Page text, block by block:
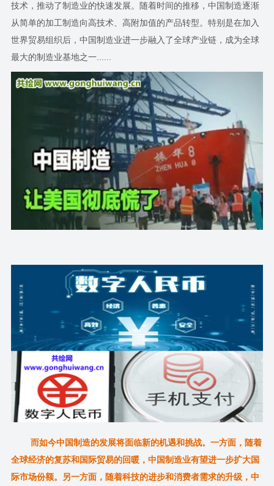
技术，推动了制造业的快速发展。随着时间的推移，中国制造逐渐
从简单的加工制造向高技术、高附加值的产品转型。特别是在加入
世界贸易组织后，中国制造业进一步融入了全球产业链，成为全球
最大的制造业基地之一......
而如今中国制造的发展将面临新的机遇和挑战。一方面，随着
全球经济的复苏和国际贸易的回暖，中国制造业有望进一步扩大国
际市场份额。另一方面，随着科技的进步和消费者需求的升级，中